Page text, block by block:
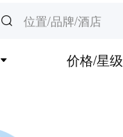
 位置/品牌/酒店
 价格/星级